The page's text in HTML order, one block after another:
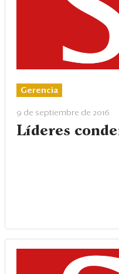
Gerencia
9 de septiembre de 2016
Líderes